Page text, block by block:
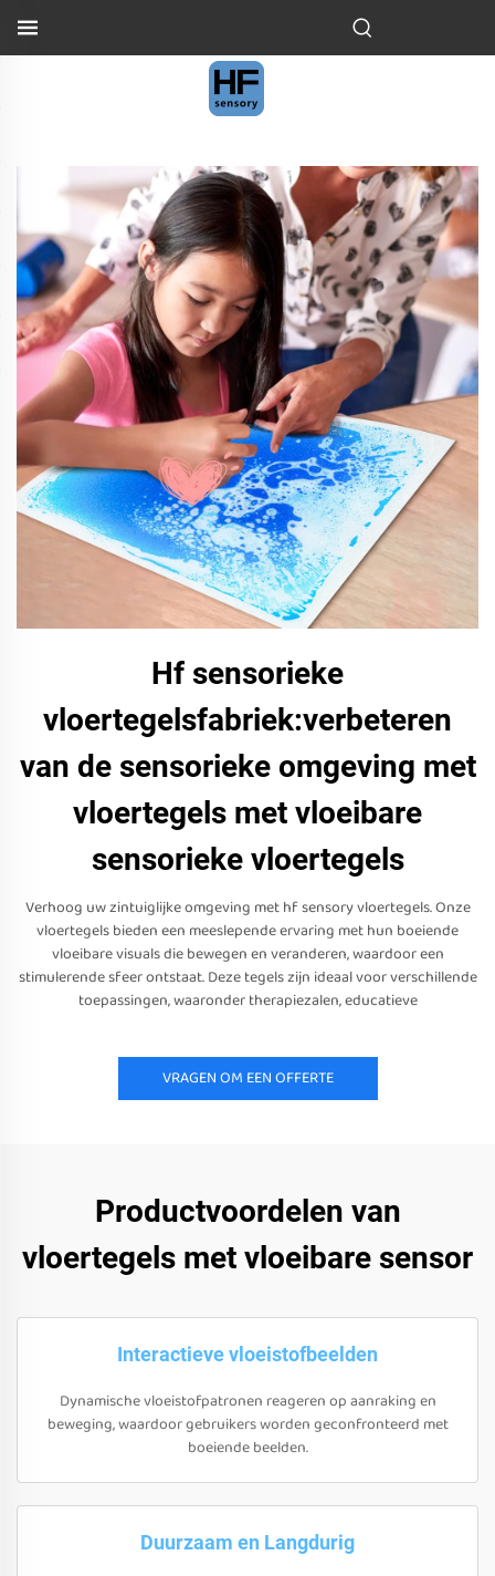
Hf sensorieke
vloertegelsfabriek:verbeteren
van de sensorieke omgeving met
vloertegels met vloeibare
sensorieke vloertegels
Verhoog uw zintuiglijke omgeving met hf sensory vloertegels. Onze
vloertegels bieden een meeslepende ervaring met hun boeiende
vloeibare visuals die bewegen en veranderen, waardoor een
stimulerende sfeer ontstaat. Deze tegels zijn ideaal voor verschillende
toepassingen, waaronder therapiezalen, educatieve
VRAGEN OM EEN OFFERTE
Productvoordelen van
vloertegels met vloeibare sensor
Interactieve vloeistofbeelden
Dynamische vloeistofpatronen reageren op aanraking en
beweging, waardoor gebruikers worden geconfronteerd met
boeiende beelden.
Duurzaam en Langdurig